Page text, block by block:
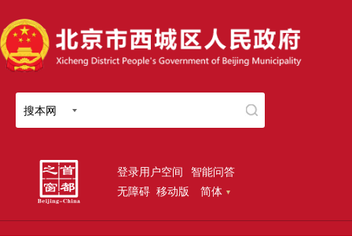
搜本网
登录用户空间 智能问答
无障碍 移动版 简体